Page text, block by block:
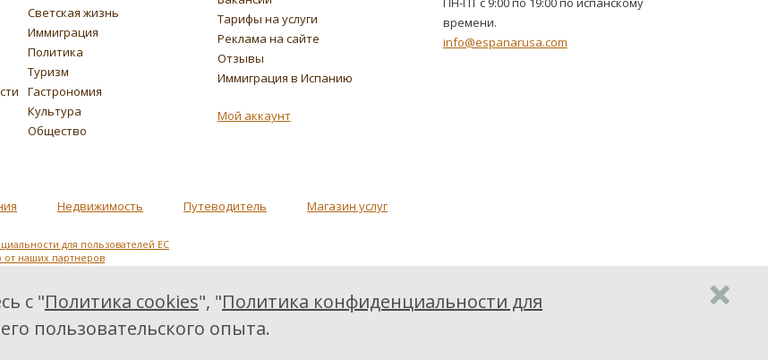
Светская жизнь
Иммиграция
Политика
Туризм
Гастрономия
Культура
Общество
Тарифы на услуги
Реклама на сайте
Отзывы
Иммиграция в Испанию
Мой аккаунт
времени.
info@espanarusa.com
Недвижимость Путеводитель Магазин услуг
для пользователей ЕС
от наших партнеров
с "Политика cookies", "Политика конфиденциальности для
пользовательского опыта.